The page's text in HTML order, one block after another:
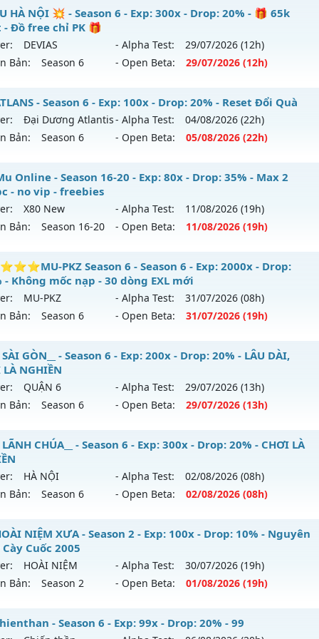
SS6.15 Plus - Boss drop 1h/lần, Set tân thủ free
mới ra tháng 08 2026 - Mở máy chủViet Plusvào 13h
9999x - Drop: 90%
loại: Mu Bán Đồ Full Trong Shop
Phoenix chống hack mới
HÀ NỘI 💥 - Season 6 - Exp: 300x - Drop: 20% - 🎁 65k
- Đồ free chỉ PK 🎁
DEVIAS - Alpha Test: 29/07/2026 (12h)
Bản:
Season 6 - Open Beta: 29/07/2026 (12h)
MU HÀ NỘI 💥 - 🎁 65k Point - Đồ free chỉ PK 🎁
mới ra tháng 07 2026 - Mở máy chủDEVIASvào 12h ngày
reset: Reset In Game
loại: Mu Custom thêm đồ mới
BDCAM
- Season 6 - Exp: 100x - Drop: 20% - Reset Đổi Quà
Đại Dương Atlantis- Alpha Test: 04/08/2026 (22h)
Bản:
Season 6 - Open Beta: 05/08/2026 (22h)
ATLANS - Reset Đổi Quà
mới ra tháng 08 2026 - Mở máy chủĐại Dương Atlantis
2626
reset: Reset In Game
loại: Mu Nguyên bản Webzen
Shark
Online - Season 16-20 - Exp: 80x - Drop: 35% - Max 2
- no vip - freebies
X80 New - Alpha Test: 11/08/2026 (19h)
Bản:
Season 16-20 - Open Beta: 11/08/2026 (19h)
Mu Online - Max 2 acc/pc - no vip - freebies
mới ra tháng 08 2026 - Mở máy chủX80 Newvào 19h
80x - Drop: 35%
loại: Mu Nguyên bản Webzen
AntiShield
PKZ Season 6 - Season 6 - Exp: 2000x - Drop:
- Không mốc nạp - 30 dòng EXL mới
MU-PKZ - Alpha Test: 31/07/2026 (08h)
Bản:
Season 6 - Open Beta: 31/07/2026 (19h)
PKZ Season 6 - Không mốc nạp - 30 dòng
mới ra tháng 07 2026 - Mở máy chủMU-PKZvào 19h ngày
2000x - Drop: 200%
loại: Mu Nguyên bản Webzen
SuperAnti
SÀI GÒN__ - Season 6 - Exp: 200x - Drop: 20% - LÂU DÀI,
LÀ NGHIỀN
QUẬN 6 - Alpha Test: 29/07/2026 (13h)
Bản:
Season 6 - Open Beta: 29/07/2026 (13h)
SÀI GÒN__ - LÂU DÀI, CHƠI LÀ NGHIỀN
mới ra tháng 07 2026 - Mở máy chủQUẬN 6vào 13h ngày
200x - Drop: 20%
loại: Mu Nguyên bản Webzen
AntiShark
LÃNH CHÚA__ - Season 6 - Exp: 300x - Drop: 20% - CHƠI LÀ
HÀ NỘI - Alpha Test: 02/08/2026 (08h)
Bản:
Season 6 - Open Beta: 02/08/2026 (08h)
LÃNH CHÚA__ - CHƠI LÀ NGHIỀN
mới ra tháng 08 2026 - Mở máy chủHÀ NỘIvào 08h ngày
300x - Drop: 20%
NIỆM XƯA - Season 2 - Exp: 100x - Drop: 10% - Nguyên
Cuốc 2005
HOÀI NIỆM - Alpha Test: 30/07/2026 (19h)
Bản:
Season 2 - Open Beta: 01/08/2026 (19h)
HOÀI NIỆM XƯA - Nguyên Thủy Cày Cuốc 2005
- Season 6 - Exp: 99x - Drop: 20% - 99